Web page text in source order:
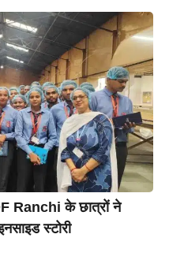
Ranchi के छात्रों ने
स्टोरी